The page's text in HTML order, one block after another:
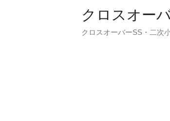
クロスオー
クロスオーバーSS・二次